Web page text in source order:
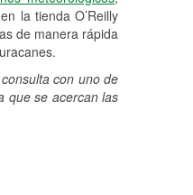
la tienda O’Reilly
de manera rápida
con uno de
que se acercan las